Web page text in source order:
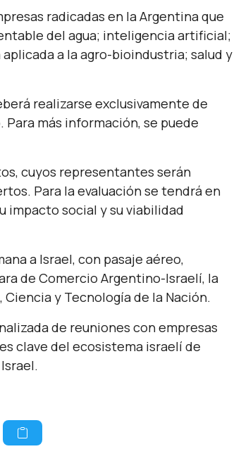
radicadas en la Argentina que
del agua; inteligencia artificial;
a la agro-bioindustria; salud y
realizarse exclusivamente de
más información, se puede
cuyos representantes serán
Para la evaluación se tendrá en
impacto social y su viabilidad
a Israel, con pasaje aéreo,
de Comercio Argentino-Israelí, la
y Tecnología de la Nación.
de reuniones con empresas
clave del ecosistema israelí de